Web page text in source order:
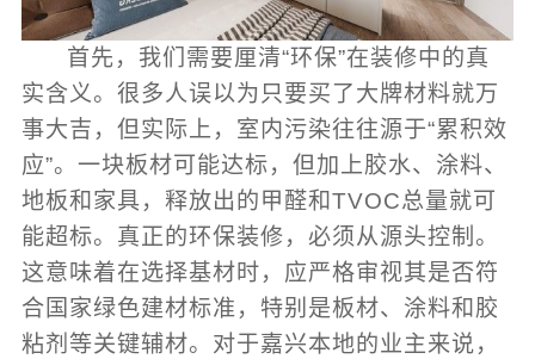
首先，我们需要厘清“环保”在装修中的真
实含义。很多人误以为只要买了大牌材料就万
事大吉，但实际上，室内污染往往源于“累积效
应”。一块板材可能达标，但加上胶水、涂料、
地板和家具，释放出的甲醛和TVOC总量就可
能超标。真正的环保装修，必须从源头控制。
这意味着在选择基材时，应严格审视其是否符
合国家绿色建材标准，特别是板材、涂料和胶
粘剂等关键辅材。对于嘉兴本地的业主来说，